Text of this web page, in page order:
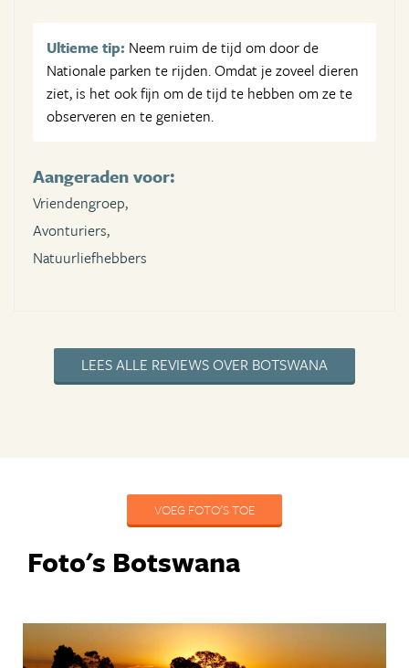
Ultieme tip: Neem ruim de tijd om door de
Nationale parken te rijden. Omdat je zoveel dieren
ziet, is het ook fijn om de tijd te hebben om ze te
observeren en te genieten.
Aangeraden voor:
Vriendengroep,
Avonturiers,
Natuurliefhebbers
LEES ALLE REVIEWS OVER BOTSWANA
VOEG FOTO'S TOE
Foto's Botswana